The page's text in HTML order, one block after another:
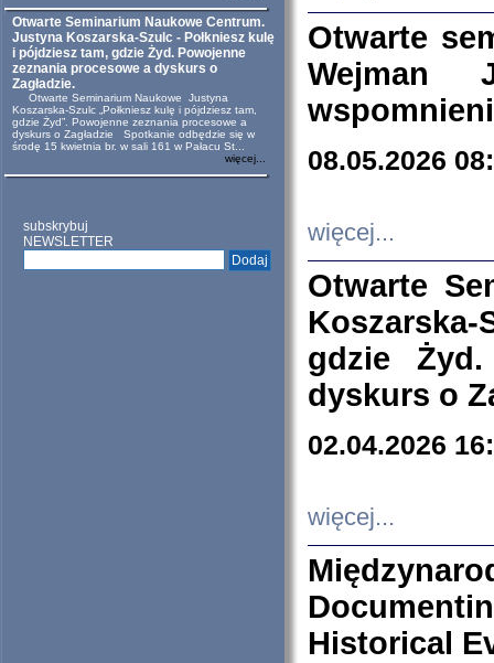
Otwarte Seminarium Naukowe Centrum.
Justyna Koszarska-Szulc - Połkniesz kulę
i pójdziesz tam, gdzie Żyd. Powojenne
zeznania procesowe a dyskurs o
Zagładzie.
Otwarte Seminarium Naukowe Justyna
Koszarska-Szulc „Połkniesz kulę i pójdziesz tam,
gdzie Żyd”. Powojenne zeznania procesowe a
dyskurs o Zagładzie Spotkanie odbędzie się w
środę 15 kwietnia br. w sali 161 w Pałacu St...
więcej...
subskrybuj
NEWSLETTER
Otwarte
Wejman
08.05.2026
więcej...
Otwarte
Koszarska-
gdzie
dyskurs o
02.04.2026
więcej...
Historical